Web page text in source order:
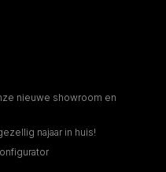
nieuwe showroom en
najaar in huis!